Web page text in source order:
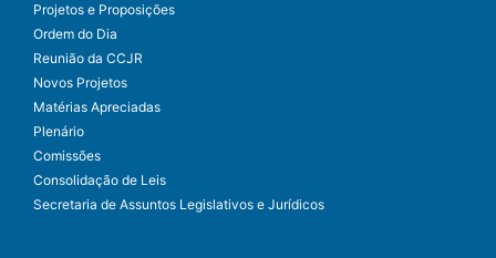
Projetos e Proposições
Ordem do Dia
Reunião da CCJR
Novos Projetos
Matérias Apreciadas
Plenário
Comissões
Consolidação de Leis
Secretaria de Assuntos Legislativos e Jurídicos